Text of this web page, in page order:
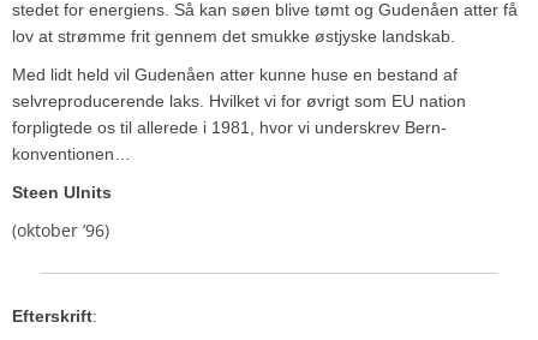
stedet for energiens. Så kan søen blive tømt og Gudenåen atter få
lov at strømme frit gennem det smukke østjyske landskab.
Med lidt held vil Gudenåen atter kunne huse en bestand af
selvreproducerende laks. Hvilket vi for øvrigt som EU nation
forpligtede os til allerede i 1981, hvor vi underskrev Bern-
konventionen…
Steen Ulnits
(oktober ’96)
Efterskrift: